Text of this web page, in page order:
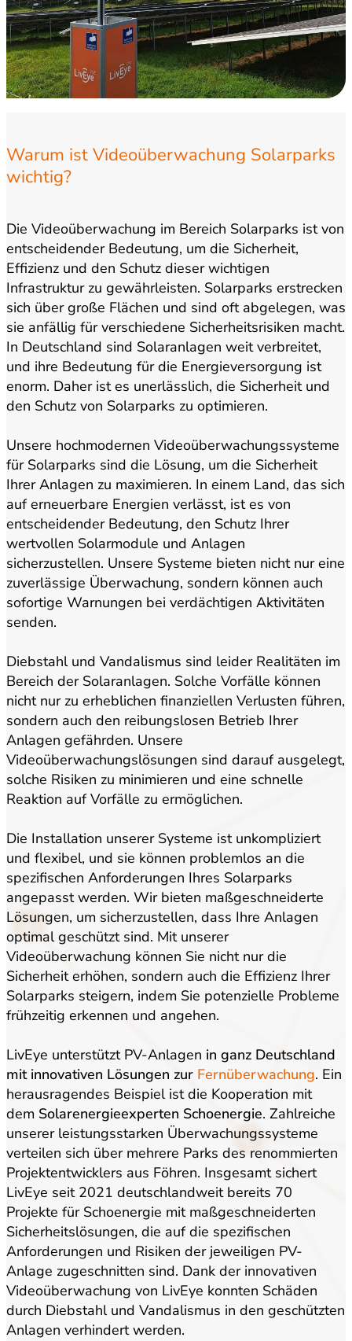
Warum ist Videoüberwachung Solarparks
wichtig?
Die Videoüberwachung im Bereich Solarparks ist von
entscheidender Bedeutung, um die Sicherheit,
Effizienz und den Schutz dieser wichtigen
Infrastruktur zu gewährleisten. Solarparks erstrecken
sich über große Flächen und sind oft abgelegen, was
sie anfällig für verschiedene Sicherheitsrisiken macht.
In Deutschland sind Solaranlagen weit verbreitet,
und ihre Bedeutung für die Energieversorgung ist
enorm. Daher ist es unerlässlich, die Sicherheit und
den Schutz von Solarparks zu optimieren.
Unsere hochmodernen Videoüberwachungssysteme
für Solarparks sind die Lösung, um die Sicherheit
Ihrer Anlagen zu maximieren. In einem Land, das sich
auf erneuerbare Energien verlässt, ist es von
entscheidender Bedeutung, den Schutz Ihrer
wertvollen Solarmodule und Anlagen
sicherzustellen. Unsere Systeme bieten nicht nur eine
zuverlässige Überwachung, sondern können auch
sofortige Warnungen bei verdächtigen Aktivitäten
senden.
Diebstahl und Vandalismus sind leider Realitäten im
Bereich der Solaranlagen. Solche Vorfälle können
nicht nur zu erheblichen finanziellen Verlusten führen,
sondern auch den reibungslosen Betrieb Ihrer
Anlagen gefährden. Unsere
Videoüberwachungslösungen sind darauf ausgelegt,
solche Risiken zu minimieren und eine schnelle
Reaktion auf Vorfälle zu ermöglichen.
Die Installation unserer Systeme ist unkompliziert
und flexibel, und sie können problemlos an die
spezifischen Anforderungen Ihres Solarparks
angepasst werden. Wir bieten maßgeschneiderte
Lösungen, um sicherzustellen, dass Ihre Anlagen
optimal geschützt sind. Mit unserer
Videoüberwachung können Sie nicht nur die
Sicherheit erhöhen, sondern auch die Effizienz Ihrer
Solarparks steigern, indem Sie potenzielle Probleme
frühzeitig erkennen und angehen.
LivEye unterstützt PV-Anlagen in ganz Deutschland
mit innovativen Lösungen zur Fernüberwachung. Ein
herausragendes Beispiel ist die Kooperation mit
dem Solarenergieexperten Schoenergie. Zahlreiche
unserer leistungsstarken Überwachungssysteme
verteilen sich über mehrere Parks des renommierten
Projektentwicklers aus Föhren. Insgesamt sichert
LivEye seit 2021 deutschlandweit bereits 70
Projekte für Schoenergie mit maßgeschneiderten
Sicherheitslösungen, die auf die spezifischen
Anforderungen und Risiken der jeweiligen PV-
Anlage zugeschnitten sind. Dank der innovativen
Videoüberwachung von LivEye konnten Schäden
durch Diebstahl und Vandalismus in den geschützten
Anlagen verhindert werden.